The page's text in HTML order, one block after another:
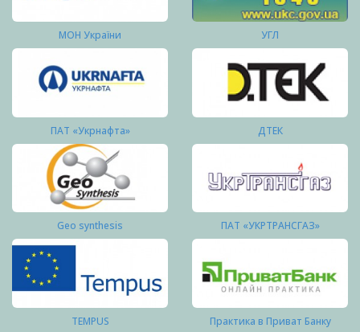
МОН України УГЛ
ПАТ «Укрнафта» ДТЕК
Geo synthesis ПАТ «УКРТРАНСГАЗ»
TEMPUS Практика в Приват Банку